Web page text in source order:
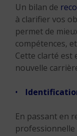
Un bilan de
à clarifier vos
permet de
compétences,
Cette clarté est
nouvelle
En passant en
professionnelle